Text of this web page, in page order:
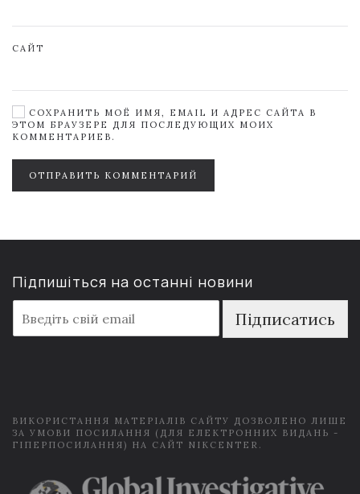
САЙТ
СОХРАНИТЬ МОЁ ИМЯ, EMAIL И АДРЕС САЙТА В
ЭТОМ БРАУЗЕРЕ ДЛЯ ПОСЛЕДУЮЩИХ МОИХ
КОММЕНТАРИЕВ.
ОТПРАВИТЬ КОММЕНТАРИЙ
Підпишіться на останні новини
m
a
Підписатись
ВИКОРИСТАННЯ МАТЕРІАЛІВ САЙТУ ДОЗВОЛЕНО ЛИШЕ
ЗА УМОВИ ПОСИЛАННЯ (ДЛЯ ЕЛЕКТРОННИХ ВИДАНЬ -
ГІПЕРПОСИЛАННЯ) НА САЙТ NIKCENTER.